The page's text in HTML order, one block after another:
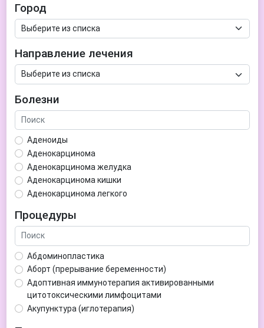
Город
Направление лечения
Болезни
Аденоиды
Аденокарцинома
Аденокарцинома желудка
Аденокарцинома кишки
Аденокарцинома легкого
Аденома гипофиза
Аденома простаты
Аденома щитовидной железы
Аденомиоз
Адентия
Азооспермия
Акне (угри)
Алкоголизм
Процедуры
Абдоминопластика
Аборт (прерывание беременности)
Адоптивная иммунотерапия активированными
цитотоксическими лимфоцитами
Акупунктура (иглотерапия)